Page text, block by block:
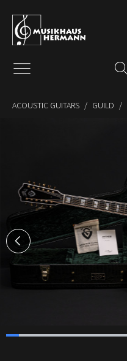
Skip to main content
ACOUSTIC GUITARS GUILD